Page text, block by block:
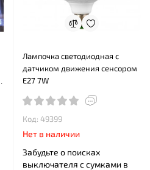
Лампочка cветодиодная с
датчиком движения сенсором
E27 7W
Код: 49399
Нет в наличии
Забудьте о поисках
выключателя с сумками в